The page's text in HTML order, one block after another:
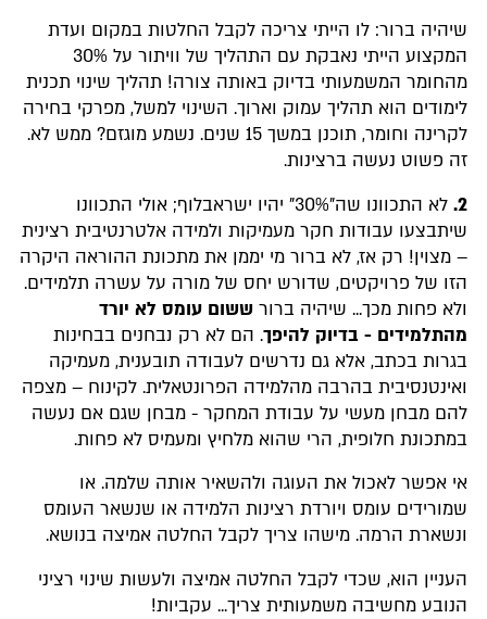
שיהיה ברור: לו הייתי צריכה לקבל החלטות במקום ועדת
המקצוע הייתי נאבקת עם התהליך של וויתור על 30%
מהחומר המשמעותי בדיוק באותה צורה! תהליך שינוי תכנית
לימודים הוא תהליך עמוק וארוך. השינוי למשל, מפרקי בחירה
לקרינה וחומר, תוכנן במשך 15 שנים. נשמע מוגזם? ממש לא.
זה פשוט נעשה ברצינות.
2.
לא התכוונו שה"30%" יהיו ישראבלוף; אולי התכוונו
שיתבצעו עבודות חקר מעמיקות ולמידה אלטרנטיבית רצינית
– מצוין! רק אז, לא ברור מי יממן את מתכונת ההוראה היקרה
הזו של פרויקטים, שדורש יחס של מורה על עשרה תלמידים.
ולא פחות מכך... שיהיה ברור ששום עומס לא יורד
מהתלמידים - בדיוק להיפך. הם לא רק נבחנים בבחינות
בגרות בכתב, אלא גם נדרשים לעבודה תובענית, מעמיקה
ואינטנסיבית בהרבה מהלמידה הפרונטאלית. לקינוח – מצפה
להם מבחן מעשי על עבודת המחקר - מבחן שגם אם נעשה
במתכונת חלופית, הרי שהוא מלחיץ ומעמיס לא פחות.
אי אפשר לאכול את העוגה ולהשאיר אותה שלמה. או
שמורידים עומס ויורדת רצינות הלמידה או שנשאר העומס
ונשארת הרמה. מישהו צריך לקבל החלטה אמיצה בנושא.
העניין הוא, שכדי לקבל החלטה אמיצה ולעשות שינוי רציני
הנובע מחשיבה משמעותית צריך... עקביות!